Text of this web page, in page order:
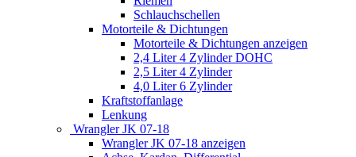
Schlauchschellen
Motorteile & Dichtungen
Motorteile & Dichtungen anzeigen
2,4 Liter 4 Zylinder DOHC
2,5 Liter 4 Zylinder
4,0 Liter 6 Zylinder
Kraftstoffanlage
Lenkung
Wrangler JK 07-18
Wrangler JK 07-18 anzeigen